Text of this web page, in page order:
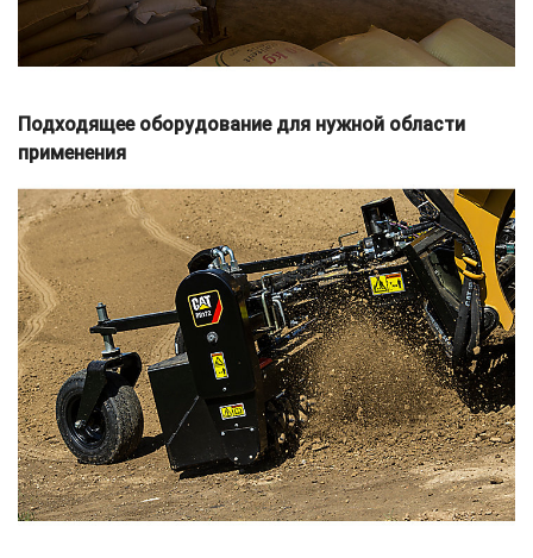
Подходящее оборудование для нужной области
применения